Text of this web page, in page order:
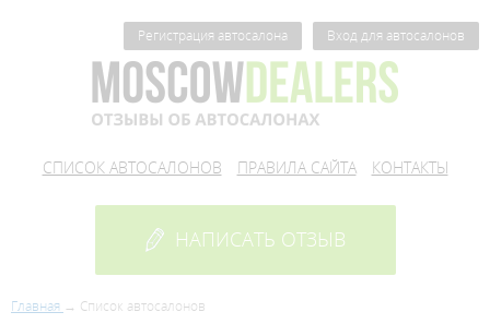
Регистрация автосалона Вход для автосалонов
СПИСОК АВТОСАЛОНОВ ПРАВИЛА САЙТА КОНТАКТЫ
НАПИСАТЬ ОТЗЫВ
Главная Список автосалонов